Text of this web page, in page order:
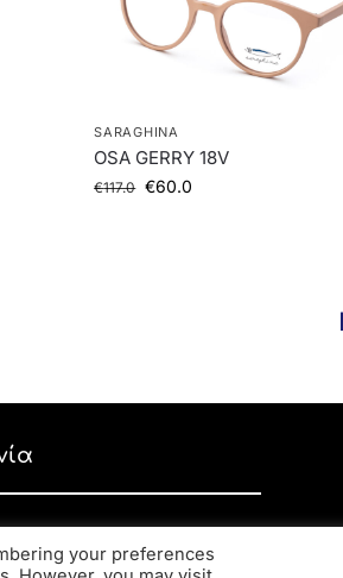
SARAGHINA
OSA GERRY 18V
€117.0 €60.0
59, ΤΚ 56334,
your preferences